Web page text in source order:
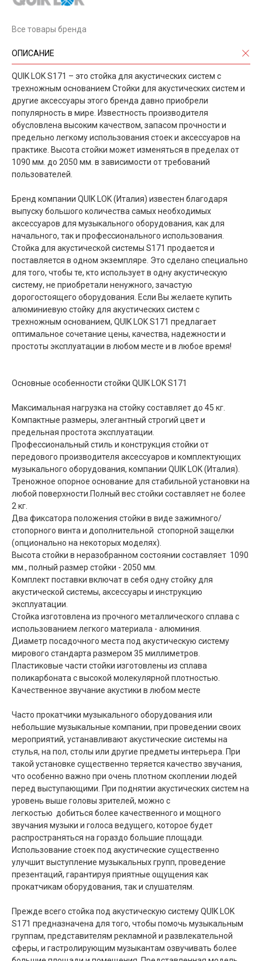
Все товары бренда
ОПИСАНИЕ
QUIK LOK S171 – это стойка для акустических систем с
трехножным основанием Стойки для акустических систем и
другие аксессуары этого бренда давно приобрели
популярность в мире. Известность производителя
обусловлена высоким качеством, запасом прочности и
предельно легкому использования стоек и аксессуаров на
практике. Высота стойки может изменяться в пределах от
1090 мм. до 2050 мм. в зависимости от требований
пользователей.
Бренд компании QUIK LOK (Италия) известен благодаря
выпуску большого количества самых необходимых
аксессуаров для музыкального оборудования, как для
начального, так и профессионального использования.
Стойка для акустической системы S171 продается и
поставляется в одном экземпляре. Это сделано специально
для того, чтобы те, кто использует в одну акустическую
систему, не приобретали ненужного, зачастую
дорогостоящего оборудования. Если Вы желаете купить
алюминиевую стойку для акустических систем с
трехножным основанием, QUIK LOK S171 предлагает
оптимальное сочетание цены, качества, надежности и
простоты эксплуатации в любом месте и в любое время!
Основные особенности стойки QUIK LOK S171
Максимальная нагрузка на стойку составляет до 45 кг.
Компактные размеры, элегантный строгий цвет и
предельная простота эксплуатации.
Профессиональный стиль и конструкция стойки от
передового производителя аксессуаров и комплектующих
музыкального оборудования, компании QUIK LOK (Италия).
Треножное опорное основание для стабильной установки на
любой поверхности.Полный вес стойки составляет не более
2 кг.
Два фиксатора положения стойки в виде зажимного/
стопорного винта и дополнительной стопорной защелки
(опционально на некоторых моделях).
Высота стойки в неразобранном состоянии составляет 1090
мм., полный размер стойки - 2050 мм.
Комплект поставки включат в себя одну стойку для
акустической системы, аксессуары и инструкцию
эксплуатации.
Стойка изготовлена из прочного металлического сплава с
использованием легкого материала - алюминия.
Диаметр посадочного места под акустическую систему
мирового стандарта размером 35 миллиметров.
Пластиковые части стойки изготовлены из сплава
поликарбоната с высокой молекулярной плотностью.
Качественное звучание акустики в любом месте
Часто прокатчики музыкального оборудования или
небольшие музыкальные компании, при проведении своих
мероприятий, устанавливают акустические системы на
стулья, на пол, столы или другие предметы интерьера. При
такой установке существенно теряется качество звучания,
что особенно важно при очень плотном скоплении людей
перед выступающими. При поднятии акустических систем на
уровень выше головы зрителей, можно с
легкостью добиться более качественного и мощного
звучания музыки и голоса ведущего, которое будет
распространяться на гораздо большие площади.
Использование стоек под акустические существенно
улучшит выступление музыкальных групп, проведение
презентаций, гарантируя приятные ощущения как
прокатчикам оборудования, так и слушателям.
Прежде всего стойка под акустическую систему QUIK LOK
S171 предназначена для того, чтобы помочь музыкальным
группам, представителям рекламной и развлекательной
сферы, и гастролирующим музыкантам озвучивать более